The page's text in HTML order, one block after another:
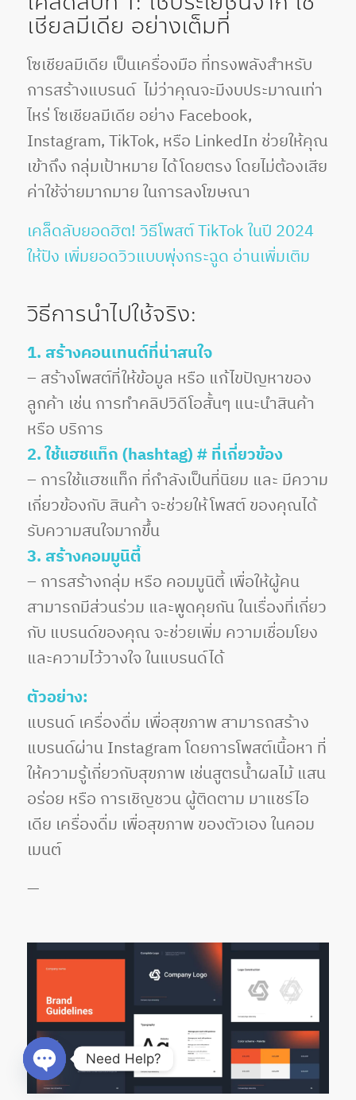
เชียลมีเดีย อย่างเต็มที่
โซเชียลมีเดีย เป็นเครื่องมือ ที่ทรงพลังสำหรับ
การสร้างแบรนด์ ไม่ว่าคุณจะมีงบประมาณเท่า
ไหร่ โซเชียลมีเดีย อย่าง Facebook,
Instagram, TikTok, หรือ LinkedIn ช่วยให้คุณ
เข้าถึง กลุ่มเป้าหมาย ได้โดยตรง โดยไม่ต้องเสีย
ค่าใช้จ่ายมากมาย ในการลงโฆษณา
เคล็ดลับยอดฮิต! วิธีโพสต์ TikTok ในปี 2024
ให้ปัง เพิ่มยอดวิวแบบพุ่งกระฉูด อ่านเพิ่มเติม
วิธีการนำไปใช้จริง:
1. สร้างคอนเทนต์ที่น่าสนใจ
– สร้างโพสต์ที่ให้ข้อมูล หรือ แก้ไขปัญหาของ
ลูกค้า เช่น การทำคลิปวิดีโอสั้นๆ แนะนำสินค้า
หรือ บริการ
2. ใช้แฮชแท็ก (hashtag) # ที่เกี่ยวข้อง
– การใช้แฮชแท็ก ที่กำลังเป็นที่นิยม และ มีความ
เกี่ยวข้องกับ สินค้า จะช่วยให้โพสต์ ของคุณได้
รับความสนใจมากขึ้น
3. สร้างคอมมูนิตี้
– การสร้างกลุ่ม หรือ คอมมูนิตี้ เพื่อให้ผู้คน
สามารถมีส่วนร่วม และพูดคุยกัน ในเรื่องที่เกี่ยว
กับ แบรนด์ของคุณ จะช่วยเพิ่ม ความเชื่อมโยง
และความไว้วางใจ ในแบรนด์ได้
ตัวอย่าง:
แบรนด์ เครื่องดื่ม เพื่อสุขภาพ สามารถสร้าง
แบรนด์ผ่าน Instagram โดยการโพสต์เนื้อหา ที่
ให้ความรู้เกี่ยวกับสุขภาพ เช่นสูตรน้ำผลไม้ แสน
อร่อย หรือ การเชิญชวน ผู้ติดตาม มาแชร์ไอ
เดีย เครื่องดื่ม เพื่อสุขภาพ ของตัวเอง ในคอม
เมนต์
—
Need Help?
Open